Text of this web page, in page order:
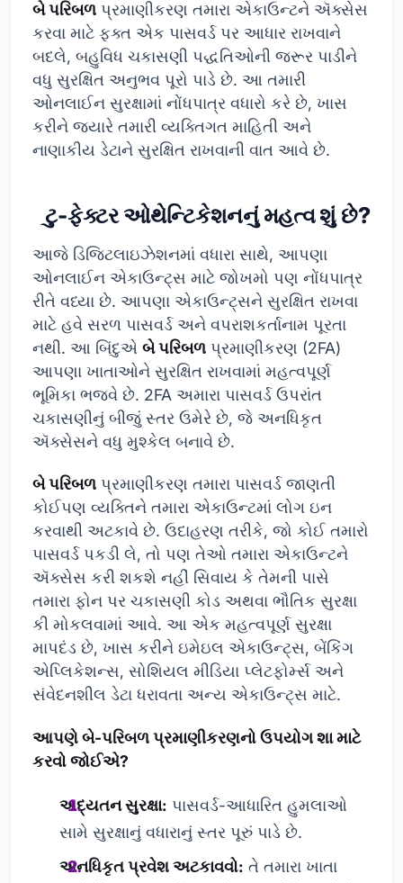
બે પરિબળ પ્રમાણીકરણ તમારા એકાઉન્ટને ઍક્સેસ
કરવા માટે ફક્ત એક પાસવર્ડ પર આધાર રાખવાને
બદલે, બહુવિધ ચકાસણી પદ્ધતિઓની જરૂર પાડીને
વધુ સુરક્ષિત અનુભવ પૂરો પાડે છે. આ તમારી
ઓનલાઈન સુરક્ષામાં નોંધપાત્ર વધારો કરે છે, ખાસ
કરીને જ્યારે તમારી વ્યક્તિગત માહિતી અને
નાણાકીય ડેટાને સુરક્ષિત રાખવાની વાત આવે છે.
ટુ-ફેક્ટર ઓથેન્ટિકેશનનું મહત્વ શું છે?
આજે ડિજિટલાઇઝેશનમાં વધારા સાથે, આપણા
ઓનલાઈન એકાઉન્ટ્સ માટે જોખમો પણ નોંધપાત્ર
રીતે વધ્યા છે. આપણા એકાઉન્ટ્સને સુરક્ષિત રાખવા
માટે હવે સરળ પાસવર્ડ અને વપરાશકર્તાનામ પૂરતા
નથી. આ બિંદુએ બે પરિબળ પ્રમાણીકરણ (2FA)
આપણા ખાતાઓને સુરક્ષિત રાખવામાં મહત્વપૂર્ણ
ભૂમિકા ભજવે છે. 2FA અમારા પાસવર્ડ ઉપરાંત
ચકાસણીનું બીજું સ્તર ઉમેરે છે, જે અનધિકૃત
ઍક્સેસને વધુ મુશ્કેલ બનાવે છે.
બે પરિબળ પ્રમાણીકરણ તમારા પાસવર્ડ જાણતી
કોઈપણ વ્યક્તિને તમારા એકાઉન્ટમાં લોગ ઇન
કરવાથી અટકાવે છે. ઉદાહરણ તરીકે, જો કોઈ તમારો
પાસવર્ડ પકડી લે, તો પણ તેઓ તમારા એકાઉન્ટને
ઍક્સેસ કરી શકશે નહીં સિવાય કે તેમની પાસે
તમારા ફોન પર ચકાસણી કોડ અથવા ભૌતિક સુરક્ષા
કી મોકલવામાં આવે. આ એક મહત્વપૂર્ણ સુરક્ષા
માપદંડ છે, ખાસ કરીને ઇમેઇલ એકાઉન્ટ્સ, બેંકિંગ
એપ્લિકેશન્સ, સોશિયલ મીડિયા પ્લેટફોર્મ્સ અને
સંવેદનશીલ ડેટા ધરાવતા અન્ય એકાઉન્ટ્સ માટે.
આપણે બે-પરિબળ પ્રમાણીકરણનો ઉપયોગ શા માટે
કરવો જોઈએ?
અદ્યતન સુરક્ષા: પાસવર્ડ-આધારિત હુમલાઓ
સામે સુરક્ષાનું વધારાનું સ્તર પૂરું પાડે છે.
અનધિકૃત પ્રવેશ અટકાવવો: તે તમારા ખાતા